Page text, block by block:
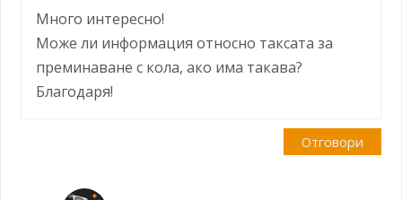
Много интересно!
Може ли информация относно таксата за
преминаване с кола, ако има такава?
Благодаря!
Отговори